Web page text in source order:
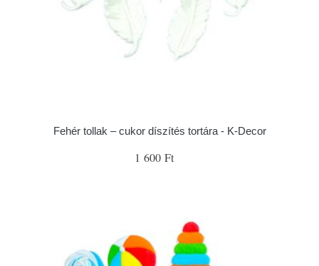
Fehér tollak – cukor díszítés tortára - K-Decor
1 600 Ft